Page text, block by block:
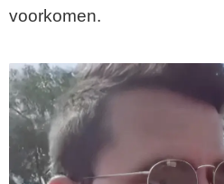
voorkomen.